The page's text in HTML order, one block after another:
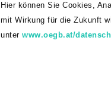
Hier können Sie Cookies,
mit Wirkung für die Zukunft
unterwww.oegb.at/